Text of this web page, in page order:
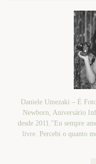
Daniele Umezaki – É
Newborn, Aniversário
desde 2011."Eu sempre
livre. Percebi o quanto